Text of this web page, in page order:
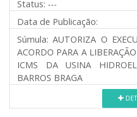
Status: ---
Data de Publicação:
Súmula: AUTORIZA O
ACORDO PARA A
ICMS DA USINA
BARROS BRAGA